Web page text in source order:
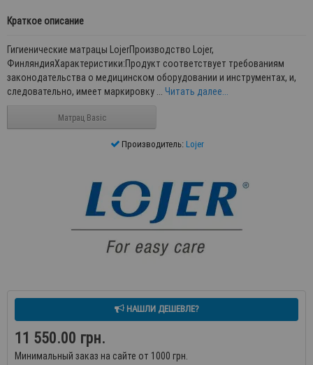
Краткое описание
Гигиенические матрацы LojerПроизводство Lojer,
ФинляндияХарактеристики:Продукт соответствует требованиям
законодательства о медицинском оборудовании и инструментах, и,
следовательно, имеет маркировку ... Читать далее...
Матрац Basic
Производитель: Lojer
НАШЛИ ДЕШЕВЛЕ?
11 550.00 грн.
Минимальный заказ на сайте от 1000 грн.